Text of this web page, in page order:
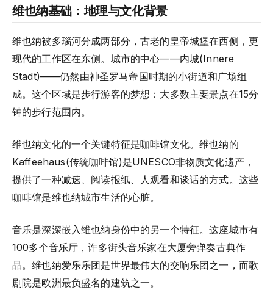
维也纳基础：地理与文化背景
维也纳被多瑙河分成两部分，古老的皇帝城堡在西侧，更
现代的工作区在东侧。城市的中心——内城(Innere
Stadt)——仍然由神圣罗马帝国时期的小街道和广场组
成。这个区域是步行游客的梦想：大多数主要景点在15分
钟的步行范围内。
维也纳文化的一个关键特征是咖啡馆文化。维也纳的
Kaffeehaus(传统咖啡馆)是UNESCO非物质文化遗产，
提供了一种减速、阅读报纸、人观看和谈话的方式。这些
咖啡馆是维也纳城市生活的心脏。
音乐是深深嵌入维也纳身份中的另一个特征。这座城市有
100多个音乐厅，许多街头音乐家在大厦旁弹奏古典作
品。维也纳爱乐乐团是世界最伟大的交响乐团之一，而歌
剧院是欧洲最负盛名的建筑之一。